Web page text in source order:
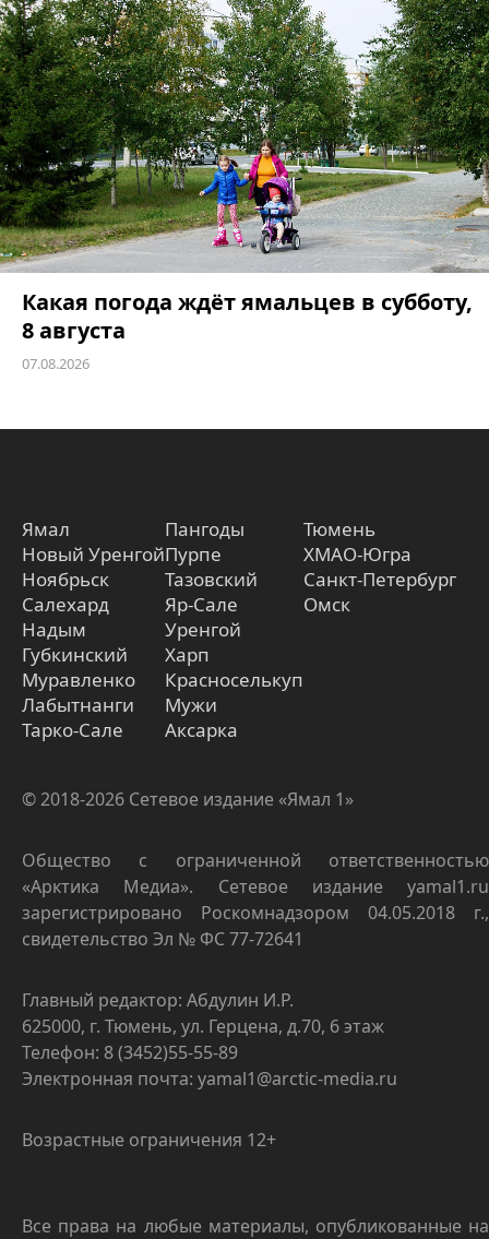
Какая погода ждёт ямальцев в субботу,
8 августа
07.08.2026
Ямал
Новый Уренгой
Ноябрьск
Салехард
Надым
Губкинский
Муравленко
Лабытнанги
Тарко-Сале
Пангоды
Пурпе
Тазовский
Яр-Сале
Уренгой
Харп
Красноселькуп
Мужи
Аксарка
Тюмень
ХМАО-Югра
Санкт-Петербург
Омск
© 2018-2026 Сетевое издание «Ямал 1»
Общество с ограниченной ответственностью
«Арктика Медиа». Сетевое издание yamal1.ru
зарегистрировано Роскомнадзором 04.05.2018 г.,
свидетельство Эл № ФС 77-72641
Главный редактор: Абдулин И.Р.
625000, г. Тюмень, ул. Герцена, д.70, 6 этаж
Телефон: 8 (3452)55-55-89
Электронная почта: yamal1@arctic-media.ru
Возрастные ограничения 12+
Все права на любые материалы, опубликованные на